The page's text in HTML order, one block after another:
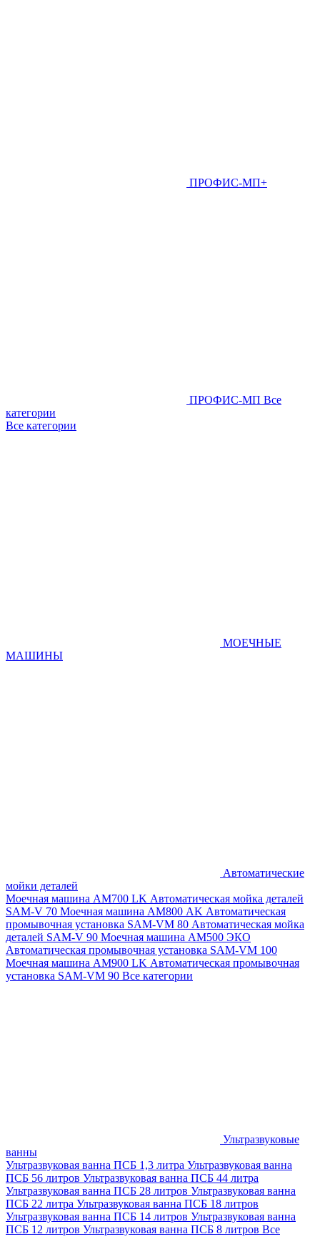
ПРОФИС-МП+
ПРОФИС-МП Все
категории
Все категории
МОЕЧНЫЕ
МАШИНЫ
Автоматические
мойки деталей
Моечная машина AM700 LK Автоматическая мойка деталей
SAM-V 70 Моечная машина АМ800 AK Автоматическая
промывочная установка SAM-VM 80 Автоматическая мойка
деталей SAM-V 90 Моечная машина АМ500 ЭКО
Автоматическая промывочная установка SAM-VM 100
Моечная машина AM900 LK Автоматическая промывочная
установка SAM-VM 90 Все категории
Ультразвуковые
ванны
Ультразвуковая ванна ПСБ 1,3 литра Ультразвуковая ванна
ПСБ 56 литров Ультразвуковая ванна ПСБ 44 литра
Ультразвуковая ванна ПСБ 28 литров Ультразвуковая ванна
ПСБ 22 литра Ультразвуковая ванна ПСБ 18 литров
Ультразвуковая ванна ПСБ 14 литров Ультразвуковая ванна
ПСБ 12 литров Ультразвуковая ванна ПСБ 8 литров Все